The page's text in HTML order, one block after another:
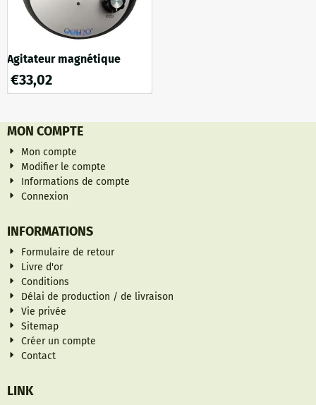
Agitateur magnétique
€33,02
MON COMPTE
Mon compte
Modifier le compte
Informations de compte
Connexion
INFORMATIONS
Formulaire de retour
Livre d'or
Conditions
Délai de production / de livraison
Vie privée
Sitemap
Créer un compte
Contact
LINK